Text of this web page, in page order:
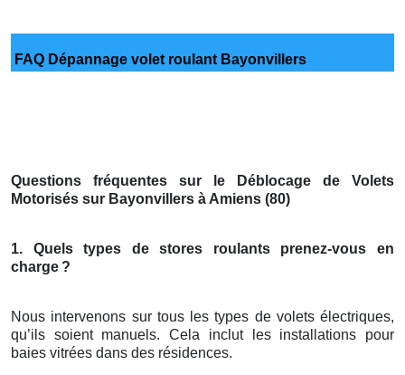
FAQ Dépannage volet roulant Bayonvillers
Questions fréquentes sur le Déblocage de Volets
Motorisés sur Bayonvillers à Amiens (80)
1. Quels types de stores roulants prenez-vous en
charge ?
Nous intervenons sur tous les types de volets électriques,
qu’ils soient manuels. Cela inclut les installations pour
baies vitrées dans des résidences.